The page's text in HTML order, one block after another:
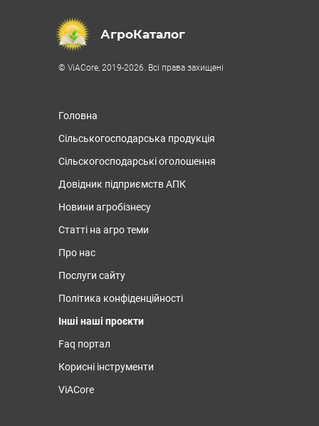
АгроКаталог
© ViACore, 2019-2026. Всі права захищені
Головна
Сільськогосподарська продукція
Сільскогосподарські оголошення
Довідник підприємств АПК
Новини агробізнесу
Статті на агро теми
Про нас
Послуги сайту
Політика конфіденційності
Інші наші проєкти
Faq портал
Корисні інструменти
ViACore